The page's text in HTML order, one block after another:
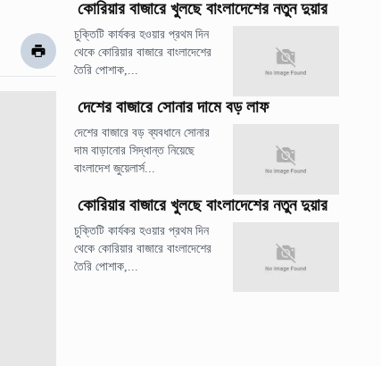
কোরিয়ার বাজারে খুলছে বাংলাদেশের নতুন দুয়ার
চুক্তিটি কার্যকর হওয়ার প্রথম দিন
থেকে কোরিয়ার বাজারে বাংলাদেশের
তৈরি পোশাক,...
দেশের বাজারে সোনার দামে বড় লাফ
দেশের বাজারে বড় ব্যবধানে সোনার
দাম বাড়ানোর সিদ্ধান্ত নিয়েছে
বাংলাদেশ জুয়েলার্স...
কোরিয়ার বাজারে খুলছে বাংলাদেশের নতুন দুয়ার
চুক্তিটি কার্যকর হওয়ার প্রথম দিন
থেকে কোরিয়ার বাজারে বাংলাদেশের
তৈরি পোশাক,...